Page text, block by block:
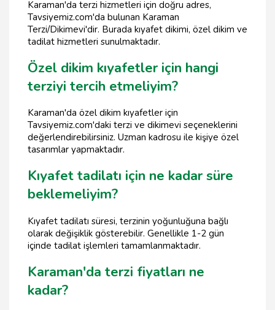
Karaman'da terzi hizmetleri için doğru adres,
Tavsiyemiz.com'da bulunan Karaman
Terzi/Dikimevi'dir. Burada kıyafet dikimi, özel dikim ve
tadilat hizmetleri sunulmaktadır.
Özel dikim kıyafetler için hangi
terziyi tercih etmeliyim?
Karaman'da özel dikim kıyafetler için
Tavsiyemiz.com'daki terzi ve dikimevi seçeneklerini
değerlendirebilirsiniz. Uzman kadrosu ile kişiye özel
tasarımlar yapmaktadır.
Kıyafet tadilatı için ne kadar süre
beklemeliyim?
Kıyafet tadilatı süresi, terzinin yoğunluğuna bağlı
olarak değişiklik gösterebilir. Genellikle 1-2 gün
içinde tadilat işlemleri tamamlanmaktadır.
Karaman'da terzi fiyatları ne
kadar?